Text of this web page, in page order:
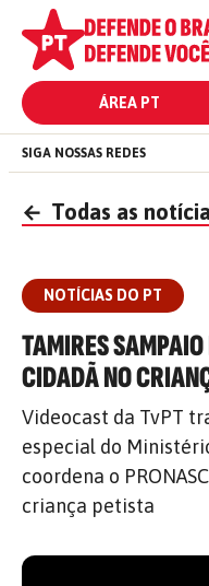
ÁREA PT
SIGA NOSSAS REDES
← Todas as
NOTÍCIAS DO PT
TAMIRES
CIDADÃ NO
Videocast da TvPT
especial do
coordena o
criança petista